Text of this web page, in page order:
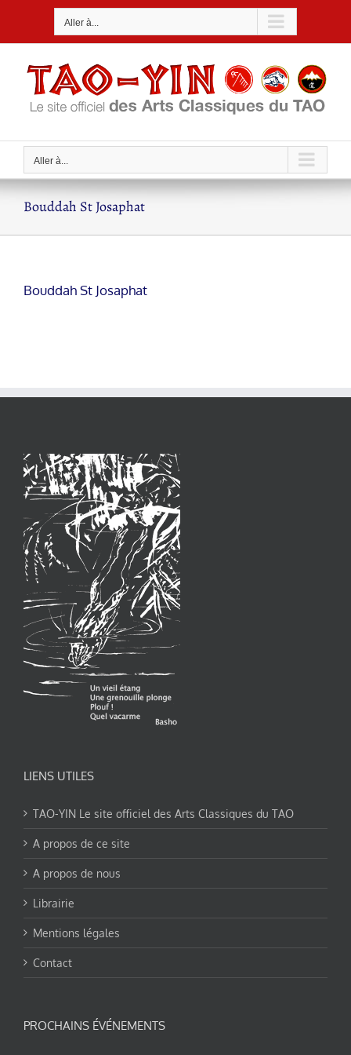
Aller à...
Aller à...
Bouddah St Josaphat
Bouddah St Josaphat
LIENS UTILES
TAO-YIN Le site officiel des Arts Classiques du TAO
A propos de ce site
A propos de nous
Librairie
Mentions légales
Contact
PROCHAINS ÉVÉNEMENTS